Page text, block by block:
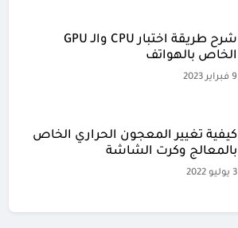
شرح طريقة اختبار CPU والـ GPU
الخاص بالهواتف
9 فبراير 2023
كيفية تغيير المعجون الحراري الخاص
بالمعالج وكرت الشاشة
3 يوليو 2022